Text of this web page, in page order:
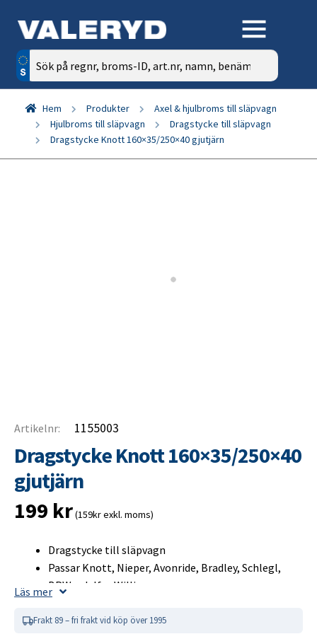
Sök
efter:
Hem Produkter
Axel & hjulbroms till släpvagn
Hjulbroms till släpvagn
Dragstycke till släpvagn
Dragstycke Knott 160×35/250×40 gjutjärn
Artikelnr: 1155003
Dragstycke Knott 160×35/250×40
gjutjärn
199 kr(159kr exkl. moms)
Dragstycke till släpvagn
Passar Knott, Nieper, Avonride, Bradley, Schlegl,
BPW och Ifor Williams
203×40, 250×40
Läs mer
Frakt 89 – fri frakt vid köp över 1995